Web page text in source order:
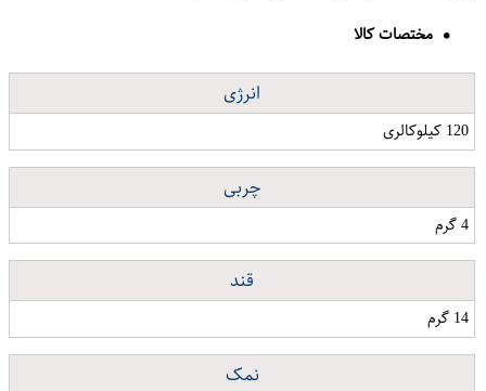
مختصات کالا
انرژی
120 کیلوکالری
چربی
4 گرم
قند
14 گرم
نمک